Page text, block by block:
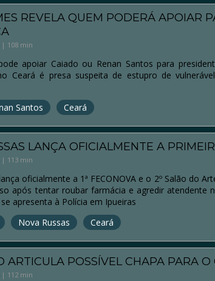
REVELA QUEM PODERÁ APOIAR
| 108 min
apoiar Caiado ou Renan Santos para
Ceará é presa suspeita de estupro de
Santos Ceará
LANÇA OFICIALMENTE A
| 113 min
oficialmente a 1ª FECONOVA e o 2º Salão do
após tentar roubar farmácia e agredir atendente
apresenta à Polícia em Ipueiras
Nova Russas Ceará
ARTICULA POSSÍVEL CHAPA PARA
| 112 min